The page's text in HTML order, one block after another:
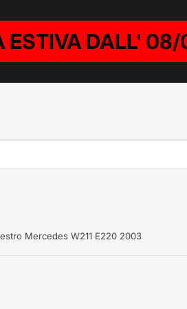
ESTIVA DALL'
Mercedes W211 E220 2003